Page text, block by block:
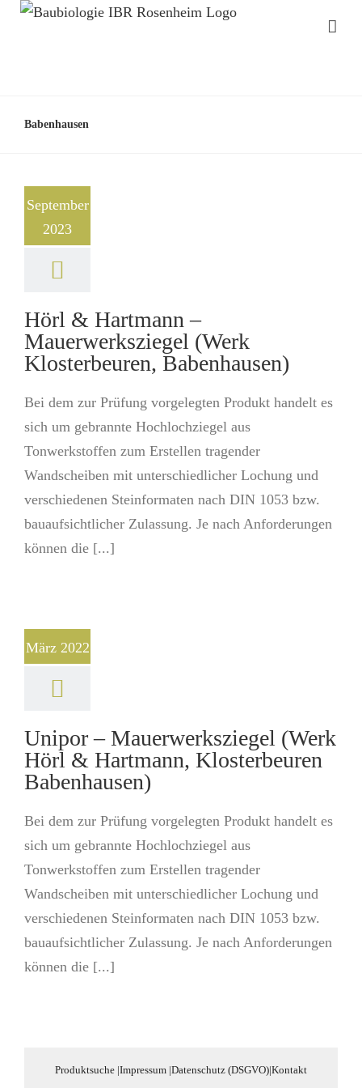
Babenhausen
September
2023
Hörl & Hartmann –
Mauerwerksziegel (Werk
Klosterbeuren, Babenhausen)
Bei dem zur Prüfung vorgelegten Produkt handelt es
sich um gebrannte Hochlochziegel aus
Tonwerkstoffen zum Erstellen tragender
Wandscheiben mit unterschiedlicher Lochung und
verschiedenen Steinformaten nach DIN 1053 bzw.
bauaufsichtlicher Zulassung. Je nach Anforderungen
können die [...]
März 2022
Unipor – Mauerwerksziegel (Werk
Hörl & Hartmann, Klosterbeuren
Babenhausen)
Bei dem zur Prüfung vorgelegten Produkt handelt es
sich um gebrannte Hochlochziegel aus
Tonwerkstoffen zum Erstellen tragender
Wandscheiben mit unterschiedlicher Lochung und
verschiedenen Steinformaten nach DIN 1053 bzw.
bauaufsichtlicher Zulassung. Je nach Anforderungen
können die [...]
Produktsuche |Impressum |Datenschutz (DSGVO)|Kontakt